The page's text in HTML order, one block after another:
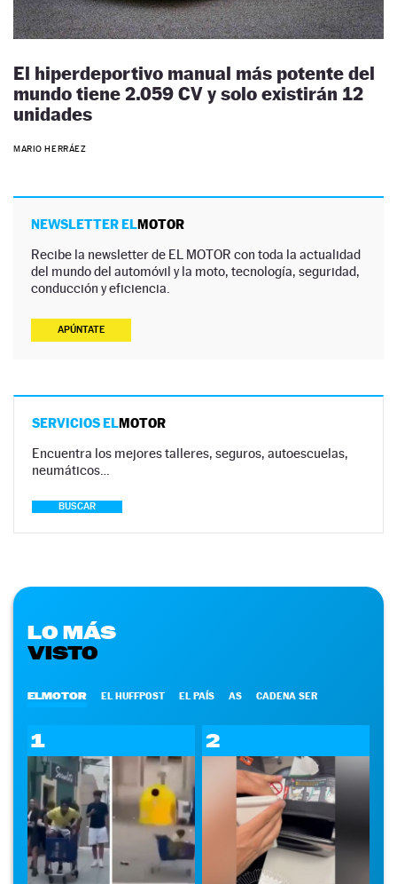
El hiperdeportivo manual más potente del
mundo tiene 2.059 CV y solo existirán 12
unidades
MARIO HERRÁEZ
NEWSLETTER ELMOTOR
Recibe la newsletter de EL MOTOR con toda la actualidad
del mundo del automóvil y la moto, tecnología, seguridad,
conducción y eficiencia.
APÚNTATE
SERVICIOS ELMOTOR
Encuentra los mejores talleres, seguros, autoescuelas,
neumáticos…
BUSCAR
LO MÁS
VISTO
ELMOTOR EL HUFFPOST EL PAÍS AS CADENA SER
1 2